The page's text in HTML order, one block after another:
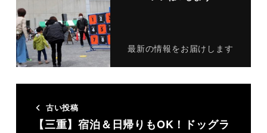
最新の情報をお届けします
古い投稿
【三重】宿泊＆日帰りもOK！ドッグラ